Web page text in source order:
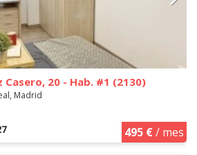
Casero, 20 - Hab. #1 (2130)
Madrid
495 €/ mes